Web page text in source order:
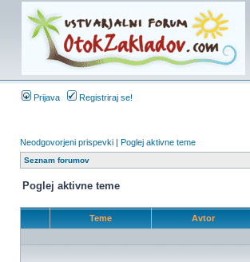
Prijava Registriraj se!
Neodgovorjeni prispevki | Poglej aktivne teme
Seznam forumov
Poglej aktivne teme
Teme Avtor